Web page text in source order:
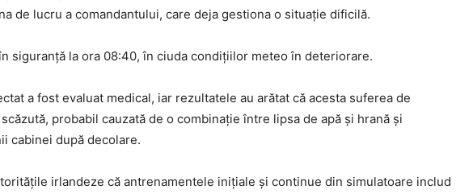
de lucru a comandantului, care deja gestiona o situație dificilă.
siguranță la ora 08:40, în ciuda condițiilor meteo în deteriorare.
a fost evaluat medical, iar rezultatele au arătat că acesta suferea de
probabil cauzată de o combinație între lipsa de apă și hrană și
cabinei după decolare.
irlandeze că antrenamentele inițiale și continue din simulatoare includ